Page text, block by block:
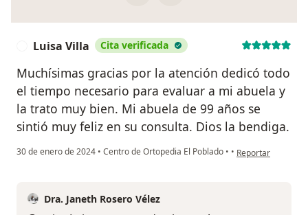
Luisa Villa Cita verificada
Muchísimas gracias por la atención dedicó todo
el tiempo necesario para evaluar a mi abuela y
la trato muy bien. Mi abuela de 99 años se
sintió muy feliz en su consulta. Dios la bendiga.
30 de enero de 2024 • Centro de Ortopedia El Poblado • • en opinión del
Reportar
Dra. Janeth Rosero Vélez